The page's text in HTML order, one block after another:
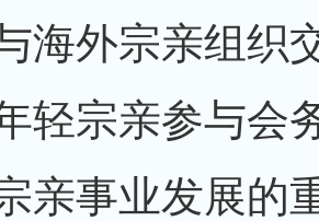
海外宗亲组织
轻宗亲参与会
亲事业发展的